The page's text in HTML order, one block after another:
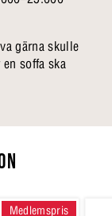
gärna skulle
soffa ska
Medlemspris